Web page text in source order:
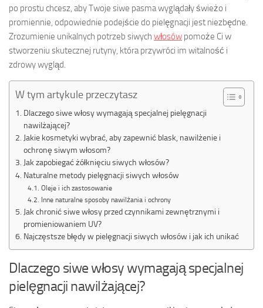
po prostu chcesz, aby Twoje siwe pasma wyglądały świeżo i
promiennie, odpowiednie podejście do pielęgnacji jest niezbędne.
Zrozumienie unikalnych potrzeb siwych włosów pomoże Ci w
stworzeniu skutecznej rutyny, która przywróci im witalność i
zdrowy wygląd.
W tym artykule przeczytasz
Dlaczego siwe włosy wymagają specjalnej pielęgnacji
nawilżającej?
Jakie kosmetyki wybrać, aby zapewnić blask, nawilżenie i
ochronę siwym włosom?
Jak zapobiegać żółknięciu siwych włosów?
Naturalne metody pielęgnacji siwych włosów
Oleje i ich zastosowanie
Inne naturalne sposoby nawilżania i ochrony
Jak chronić siwe włosy przed czynnikami zewnętrznymi i
promieniowaniem UV?
Najczęstsze błędy w pielęgnacji siwych włosów i jak ich unikać
Dlaczego siwe włosy wymagają specjalnej
pielęgnacji nawilżającej?